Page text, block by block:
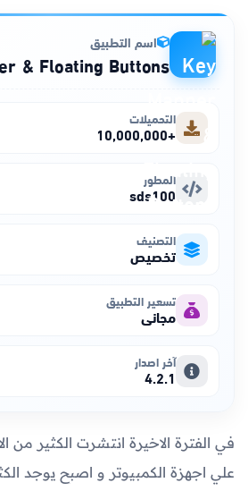
ذكاء اصطناعياسم التطبيق
التحميلات
+10,000,000
المطور
sds100
التصنيف
تخصيص
تسعير التطبيق
مجاني
آخر اصدار
4.2.1
في الفترة الاخيرة انتشرت الكثير من
علي اجهزة الكمبيوتر و اصبح يوجد